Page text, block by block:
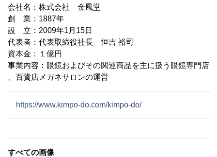
会社名：株式会社 金鳳堂
創 業：1887年
設 立：2009年1月15日
代表者：代表取締役社長 恒吉 裕司
資本金：１億円
事業内容：眼鏡およびその関連商品を主に扱う眼鏡専門店
、百貨店メガネサロンの運営
https://www.kimpo-do.com/kimpo-do/
すべての画像